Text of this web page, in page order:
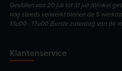
Gesloten van 20 juli tot 31 juli (Winkel
nog steeds verwerkt binnen de 5
13u00 - 17u00 (Eerste zaterdag van de
Klantenservice